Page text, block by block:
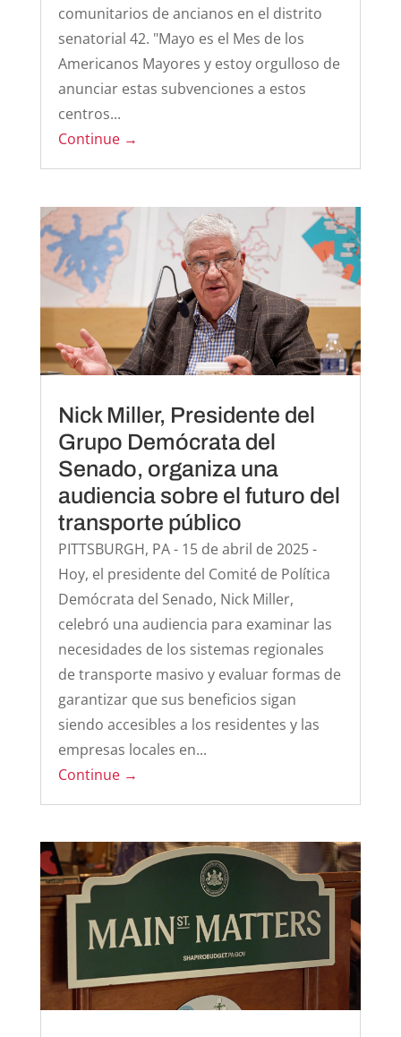
comunitarios de ancianos en el distrito
senatorial 42. "Mayo es el Mes de los
Americanos Mayores y estoy orgulloso de
anunciar estas subvenciones a estos
centros...
Continue →
Nick Miller, Presidente del
Grupo Demócrata del
Senado, organiza una
audiencia sobre el futuro del
transporte público
PITTSBURGH, PA - 15 de abril de 2025 -
Hoy, el presidente del Comité de Política
Demócrata del Senado, Nick Miller,
celebró una audiencia para examinar las
necesidades de los sistemas regionales
de transporte masivo y evaluar formas de
garantizar que sus beneficios sigan
siendo accesibles a los residentes y las
empresas locales en...
Continue →